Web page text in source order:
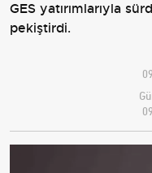
GES yatırımlarıyla
pekiştirdi.